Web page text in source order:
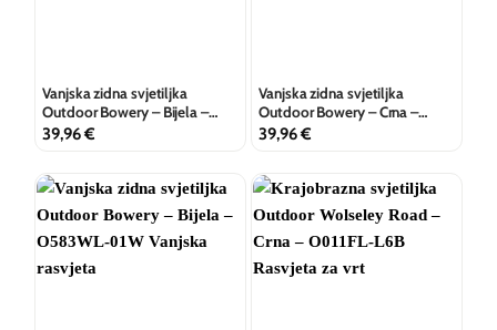
Vanjska zidna svjetiljka
Outdoor Bowery – Bijela –
O583WL-02W
39,96€
Vanjska zidna svjetiljka
Outdoor Bowery – Crna –
O583WL-02B
39,96€